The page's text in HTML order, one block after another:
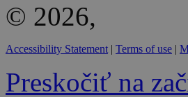
© 2026,
Accessibility Statement | Terms of use |
Preskočiť na